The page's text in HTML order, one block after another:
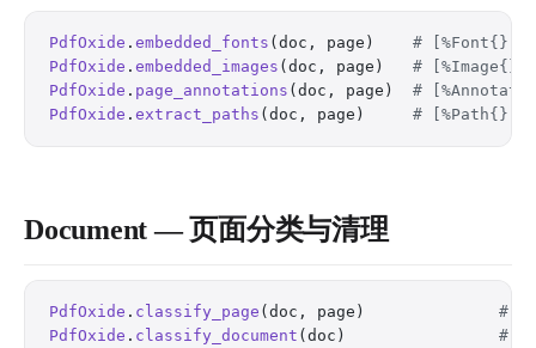
PdfOxide . embedded_fonts (doc, page) # [%Font{}]
PdfOxide . embedded_images (doc, page) #
PdfOxide . page_annotations (doc, page) #
PdfOxide . extract_paths (doc, page) # [%Path{}]
Document — 页面分类与清理
PdfOxide . classify_page (doc, page) #
PdfOxide . classify_document (doc) #